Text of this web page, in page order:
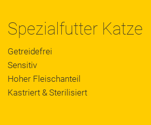
Spezialfutter Katze
Getreidefrei
Sensitiv
Hoher Fleischanteil
Kastriert & Sterilisiert